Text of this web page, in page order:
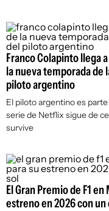
Franco Colapinto llega
la nueva temporada de
piloto argentino
El piloto argentino es
serie de Netflix sigue de
survive
El Gran Premio de F1
estreno en 2026 con